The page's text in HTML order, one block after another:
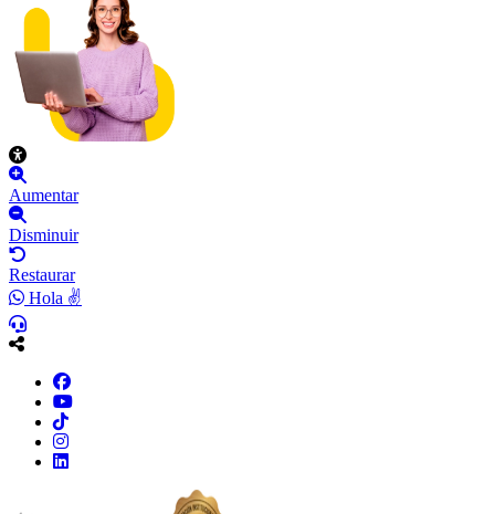
Aumentar
Disminuir
Restaurar
Hola ✌